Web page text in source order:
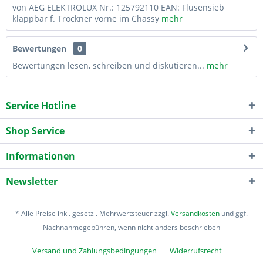
von AEG ELEKTROLUX Nr.: 125792110 EAN: Flusensieb
klappbar f. Trockner vorne im Chassy mehr
Bewertungen
0
Bewertungen lesen, schreiben und diskutieren... mehr
Service Hotline
Shop Service
Informationen
Newsletter
* Alle Preise inkl. gesetzl. Mehrwertsteuer zzgl.Versandkosten und ggf.
Nachnahmegebühren, wenn nicht anders beschrieben
Versand und Zahlungsbedingungen Widerrufsrecht